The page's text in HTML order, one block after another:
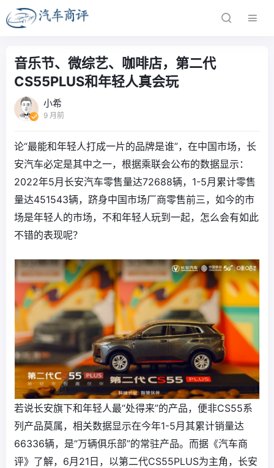
音乐节、微综艺、咖啡店，第二代
CS55PLUS和年轻人真会玩
小希
9 月前
论“最能和年轻人打成一片的品牌是谁”，在中国市场，长
安汽车必定是其中之一，根据乘联会公布的数据显示：
2022年5月长安汽车零售量达72688辆，1-5月累计零售
量达451543辆，跻身中国市场厂商零售前三，如今的市
场是年轻人的市场，不和年轻人玩到一起，怎么会有如此
不错的表现呢？
若说长安旗下和年轻人最“处得来”的产品，便非CS55系
列产品莫属，相关数据显示在今年1-5月其累计销量达
66336辆，是“万辆俱乐部”的常驻产品。而据《汽车商
评》了解，6月21日，以第二代CS55PLUS为主角，长安